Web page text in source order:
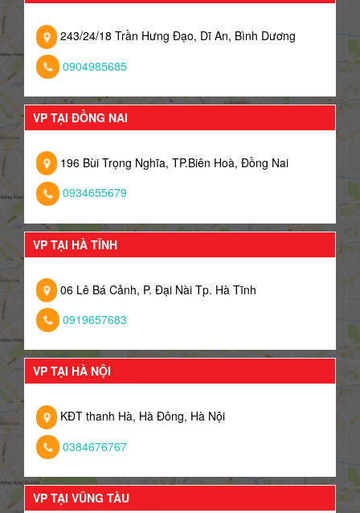
243/24/18 Trần Hưng Đạo, Dĩ An, Bình Dương
0904985685
VP TẠI ĐỒNG NAI
196 Bùi Trọng Nghĩa, TP.Biên Hoà, Đồng Nai
0934655679
VP TẠI HÀ TĨNH
06 Lê Bá Cảnh, P. Đại Nài Tp. Hà Tĩnh
0919657683
VP TẠI HÀ NỘI
KĐT thanh Hà, Hà Đông, Hà Nội
0384676767
VP TẠI VŨNG TÀU